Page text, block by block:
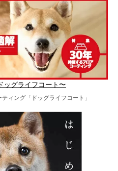
ッグライフコート〜
ィング「ドッグライフコート」